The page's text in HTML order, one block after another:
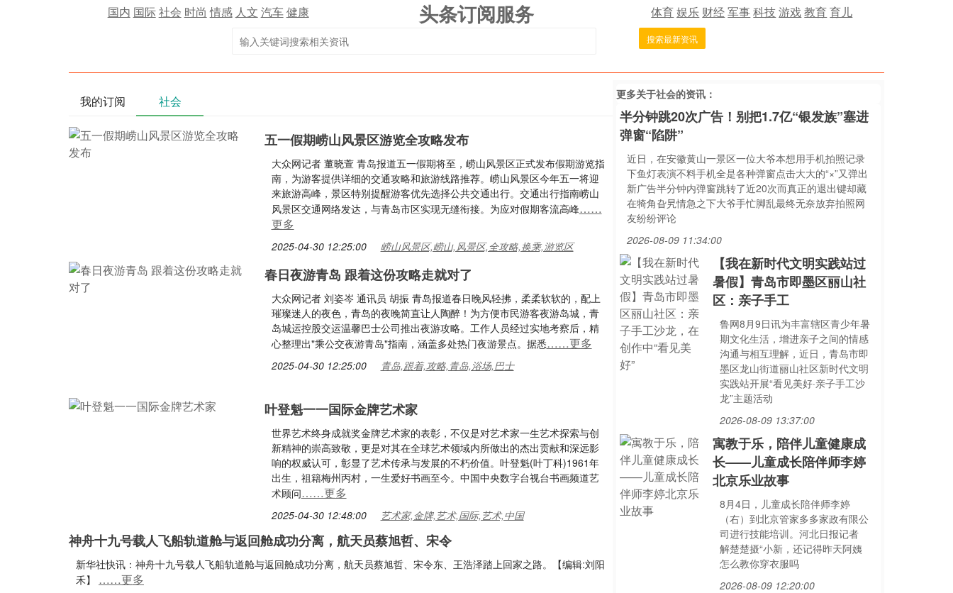
国内 国际社会 时尚 情感 人文 汽车健康 头条订阅服务 体育娱乐 财经军事科技游戏教育育儿
搜索最新资讯
我的订阅 社会
五一假期崂山风景区游览全攻略发布
大众网记者 董晓萱 青岛报道五一假期将至，崂山风景区正式发布假期游览指
南，为游客提供详细的交通攻略和旅游线路推荐。崂山风景区今年五一将迎
来旅游高峰，景区特别提醒游客优先选择公共交通出行。交通出行指南崂山
风景区交通网络发达，与青岛市区实现无缝衔接。为应对假期客流高峰……
更多
2025-04-30 12:25:00 崂山风景区,崂山,风景区,全攻略,换乘,游览区
春日夜游青岛 跟着这份攻略走就对了
大众网记者 刘姿岑 通讯员 胡振 青岛报道春日晚风轻拂，柔柔软软的，配上
璀璨迷人的夜色，青岛的夜晚简直让人陶醉！为方便市民游客夜游岛城，青
岛城运控股交运温馨巴士公司推出夜游攻略。工作人员经过实地考察后，精
心整理出"乘公交夜游青岛"指南，涵盖多处热门夜游景点。据悉……更多
2025-04-30 12:25:00 青岛,跟着,攻略,青岛,浴场,巴士
叶登魁一一国际金牌艺术家
世界艺术终身成就奖金牌艺术家的表彰，不仅是对艺术家一生艺术探索与创
新精神的崇高致敬，更是对其在全球艺术领域内所做出的杰出贡献和深远影
响的权威认可，彰显了艺术传承与发展的不朽价值。叶登魁(叶丁科)1961年
出生，祖籍梅州丙村，一生爱好书画至今。中国中央数字台视台书画频道艺
术顾问……更多
2025-04-30 12:48:00 艺术家,金牌,艺术,国际,艺术,中国
神舟十九号载人飞船轨道舱与返回舱成功分离，航天员蔡旭哲、宋令
新华社快讯：神舟十九号载人飞船轨道舱与返回舱成功分离，航天员蔡旭哲、宋令东、王浩泽踏上回家之路。【编辑:刘阳
禾】 ……更多
更多关于社会的资讯：
半分钟跳20次广告！别把1.7亿“银发族”塞进
弹窗“陷阱”
近日，在安徽黄山一景区一位大爷本想用手机拍照记录
下鱼灯表演不料手机全是各种弹窗点击大大的“×”又弹出
新广告半分钟内弹窗跳转了近20次而真正的退出键却藏
在犄角旮旯情急之下大爷手忙脚乱最终无奈放弃拍照网
友纷纷评论
2026-08-09 11:34:00
【我在新时代文明实践站过
暑假】青岛市即墨区丽山社
区：亲子手工
鲁网8月9日讯为丰富辖区青少年暑
期文化生活，增进亲子之间的情感
沟通与相互理解，近日，青岛市即
墨区龙山街道丽山社区新时代文明
实践站开展“看见美好·亲子手工沙
龙”主题活动
2026-08-09 13:37:00
寓教于乐，陪伴儿童健康成
长——儿童成长陪伴师李婷
北京乐业故事
8月4日，儿童成长陪伴师李婷
（右）到北京管家多多家政有限公
司进行技能培训。河北日报记者
解楚楚摄“小新，还记得昨天阿姨
怎么教你穿衣服吗
2026-08-09 12:20:00